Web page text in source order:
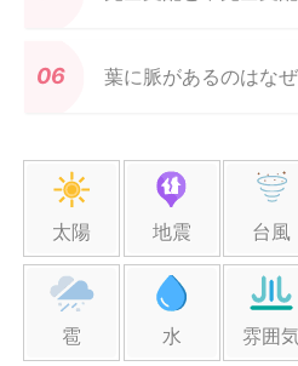
葉に脈があるのはな
太陽 地震 台風
雹 水 雰囲気